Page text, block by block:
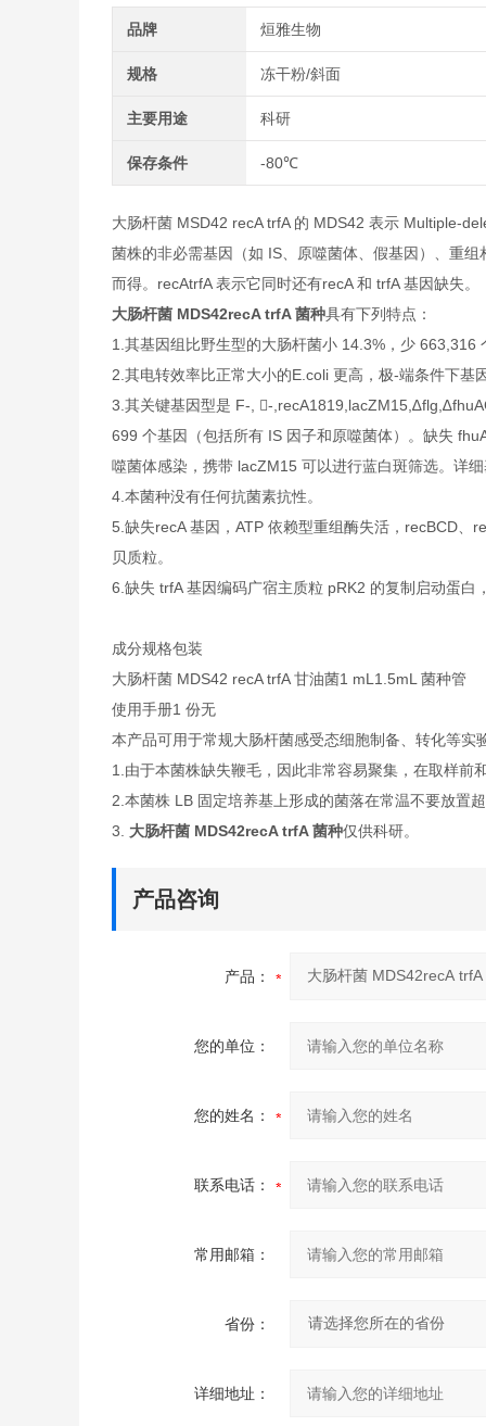
品牌 烜雅生物
规格 冻干粉/斜面
主要用途 科研
保存条件 -80℃
大肠杆菌 MSD42 recA trfA 的 MDS42 表示 Multiple-
菌株的非必需基因（如 IS、原噬菌体、假基因）、重
而得。recAtrfA 表示它同时还有recA 和 trfA 基因缺失。
大肠杆菌 MDS42recA trfA 菌种具有下列特点：
1.其基因组比野生型的大肠杆菌小 14.3%，少 663,316
2.其电转效率比正常大小的E.coli 更高，极-端条件下基
3.其关键基因型是 F-, -
699 个基因（包括所有 IS 因子和原噬菌体）。缺失
噬菌体感染，携带 lacZM15 可以进行蓝白斑筛选。详
4.本菌种没有任何抗菌素抗性。
5.缺失recA 基因，ATP 依赖型重组酶失活，recBCD
贝质粒。
6.缺失 trfA 基因编码广宿主质粒 pRK2 的复制启动蛋
成分规格包装
大肠杆菌 MDS42 recA trfA 甘油菌1 mL1.5mL 菌种管
使用手册1 份无
本产品可用于常规大肠杆菌感受态细胞制备、转化等
1.由于本菌株缺失鞭毛，因此非常容易聚集，在取样前
2.本菌株 LB 固定培养基上形成的菌落在常温不要放置
3. 大肠杆菌 MDS42recA trfA 菌种仅供科研。
产品咨询
产品：
您的单位：
您的姓名：
联系电话：
常用邮箱：
省份：
详细地址：